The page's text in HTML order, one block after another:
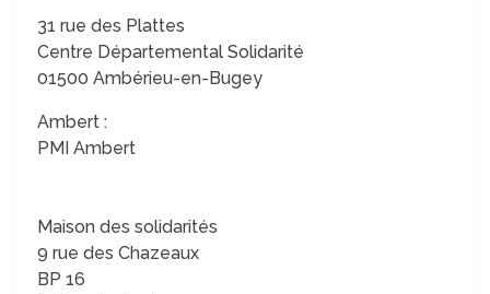
31 rue des Plattes
Centre Départemental Solidarité
01500 Ambérieu-en-Bugey
Ambert :
PMI Ambert
Maison des solidarités
9 rue des Chazeaux
BP 16